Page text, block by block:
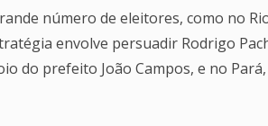
número de eleitores, como no
envolve persuadir Rodrigo
do prefeito João Campos, e no